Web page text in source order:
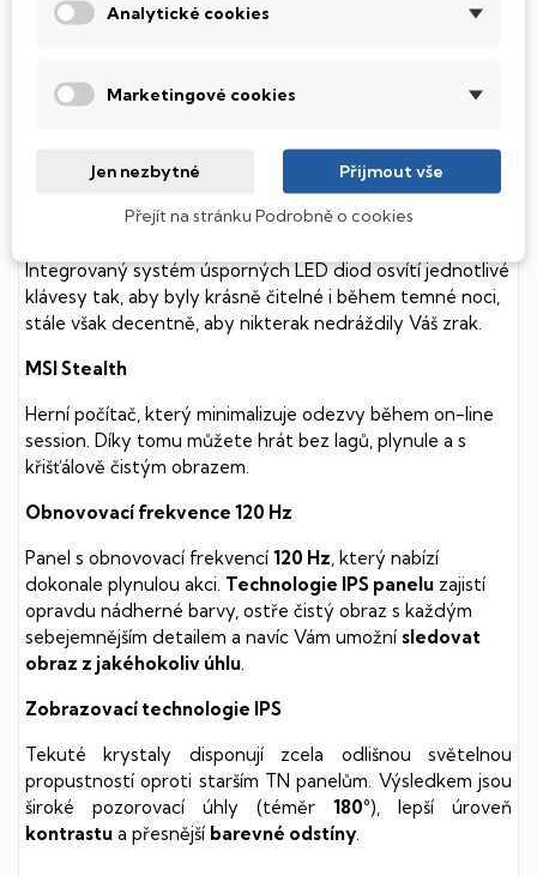
Tento notebook je vybaven
(Solid State Drive)
součástmi a je tak mnohem méně náchylný
soustavy je tento disk mnohemtiššía především nabízí
mnohemrychlejšípráci s daty.
Podsvícená klávesnice
Integrovaný systém úsporných LED diod osvítí jednotlivé
klávesy tak, aby byly krásně čitelné i během temné noci,
stále však decentně, aby nikterak nedráždily Váš zrak.
MSI Stealth
Herní počítač, který minimalizuje odezvy během on-line
session. Díky tomu můžete hrát bez lagů, plynule a s
křišťálově čistým obrazem.
Obnovovací frekvence 120 Hz
Panel s obnovovací frekvencí 120 Hz , který nabízí
dokonale plynulou akci. Technologie IPS panelu zajistí
opravdu nádherné barvy, ostře čistý obraz s každým
sebejemnějším detailem a navíc Vám umožní sledovat
obraz z jakéhokoliv úhlu
Zobrazovací technologie IPS
Tekuté krystaly disponují zcela odlišnou světelnou
propustností oproti starším TN panelům. Výsledkem jsou
široké pozorovací úhly (téměr 180°), lepší úroveň
kontrastu a přesnější barevné odstíny
Analytické cookies
Marketingové cookies
Jen nezbytné Přijmout vše
Přejít na stránku Podrobně o cookies